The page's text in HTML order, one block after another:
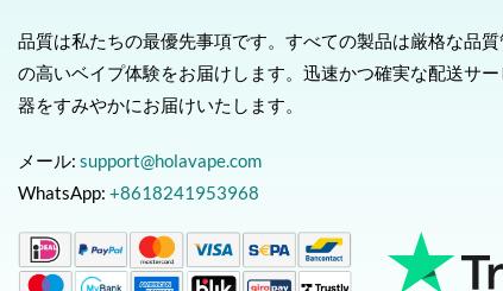
品質は私たちの最優先事項です。すべての製品は厳格な品
の高いベイプ体験をお届けします。迅速かつ確実な配送サ
器をすみやかにお届けいたします。
メール: support@holavape.com
WhatsApp: +8618241953968